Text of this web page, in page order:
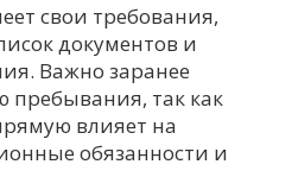
свои требования,
документов и
Важно заранее
пребывания, так как
влияет на
обязанности и